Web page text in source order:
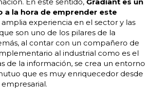
a la hora de emprender este
amplia experiencia en el sector y las
son uno de los pilares de la
al contar con un compañero de
al industrial como es el
de la información, se crea un entorno
que es muy enriquecedor desde